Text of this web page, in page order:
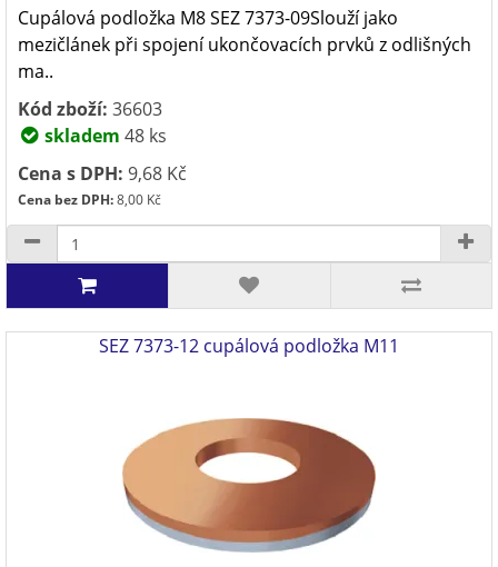
Cupálová podložka M8 SEZ 7373-09Slouží jako
mezičlánek při spojení ukončovacích prvků z odlišných
ma..
Kód zboží: 36603
skladem 48 ks
Cena s DPH: 9,68 Kč
Cena bez DPH:8,00 Kč
SEZ 7373-12 cupálová podložka M11